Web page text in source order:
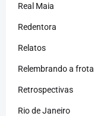
Real Maia
Redentora
Relatos
Relembrando a frota
Retrospectivas
Rio de Janeiro